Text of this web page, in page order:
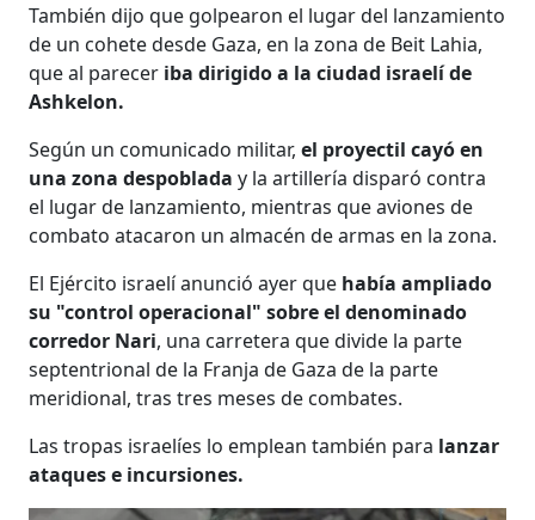
También dijo que golpearon el lugar del lanzamiento
de un cohete desde Gaza, en la zona de Beit Lahia,
que al parecer iba dirigido a la ciudad israelí de
Ashkelon.
Según un comunicado militar,el proyectil cayó en
una zona despoblada y la artillería disparó contra
el lugar de lanzamiento, mientras que aviones de
combato atacaron un almacén de armas en la zona.
El Ejército israelí anunció ayer que había ampliado
su "control operacional" sobre el denominado
corredor Nari, una carretera que divide la parte
septentrional de la Franja de Gaza de la parte
meridional, tras tres meses de combates.
Las tropas israelíes lo emplean también para lanzar
ataques e incursiones.